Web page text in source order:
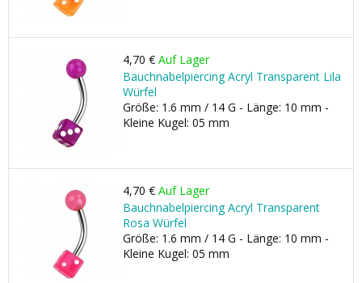
4,70 € Auf Lager
Bauchnabelpiercing Acryl Transparent Lila
Würfel
Größe: 1.6 mm / 14 G - Länge: 10 mm -
Kleine Kugel: 05 mm
4,70 € Auf Lager
Bauchnabelpiercing Acryl Transparent
Rosa Würfel
Größe: 1.6 mm / 14 G - Länge: 10 mm -
Kleine Kugel: 05 mm